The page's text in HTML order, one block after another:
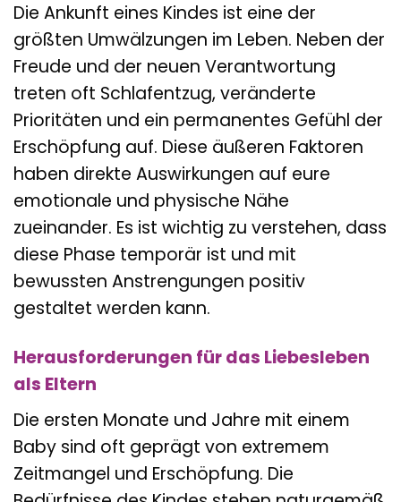
Die Ankunft eines Kindes ist eine der
größten Umwälzungen im Leben. Neben der
Freude und der neuen Verantwortung
treten oft Schlafentzug, veränderte
Prioritäten und ein permanentes Gefühl der
Erschöpfung auf. Diese äußeren Faktoren
haben direkte Auswirkungen auf eure
emotionale und physische Nähe
zueinander. Es ist wichtig zu verstehen, dass
diese Phase temporär ist und mit
bewussten Anstrengungen positiv
gestaltet werden kann.
Herausforderungen für das Liebesleben
als Eltern
Die ersten Monate und Jahre mit einem
Baby sind oft geprägt von extremem
Zeitmangel und Erschöpfung. Die